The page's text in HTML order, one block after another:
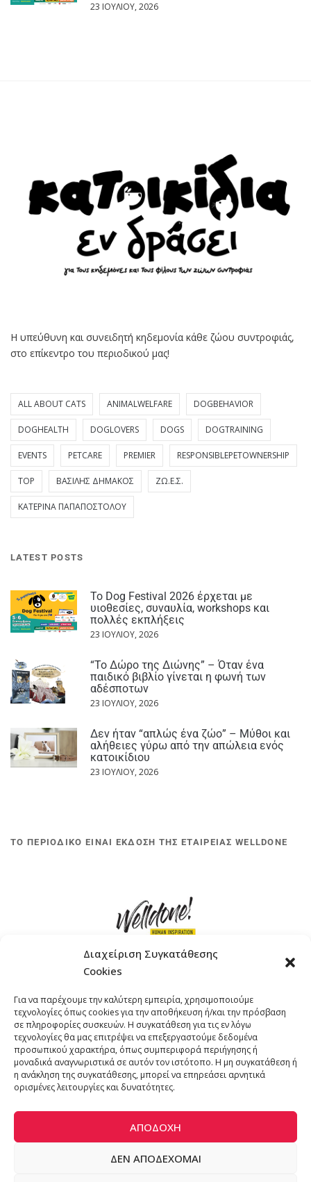
Διαχείριση Συγκατάθεσης
Cookies
Για να παρέχουμε την καλύτερη εμπειρία, χρησιμοποιούμε
τεχνολογίες όπως cookies για την αποθήκευση ή/και την πρόσβαση
σε πληροφορίες συσκευών. Η συγκατάθεση για τις εν λόγω
τεχνολογίες θα μας επιτρέψει να επεξεργαστούμε δεδομένα
προσωπικού χαρακτήρα, όπως συμπεριφορά περιήγησης ή
μοναδικά αναγνωριστικά σε αυτόν τον ιστότοπο. Η μη συγκατάθεση ή
η ανάκληση της συγκατάθεσης, μπορεί να επηρεάσει αρνητικά
ορισμένες λειτουργίες και δυνατότητες.
ΑΠΟΔΟΧΉ
ΔΕΝ ΑΠΟΔΈΧΟΜΑΙ
23 ΙΟΥΛΊΟΥ, 2026
Η υπεύθυνη και συνειδητή κηδεμονία κάθε ζώου συντροφιάς,
στο επίκεντρο του περιοδικού μας!
ALL ABOUT CATS ANIMALWELFARE DOGBEHAVIOR
DOGHEALTH DOGLOVERS DOGS DOGTRAINING
EVENTS PETCARE PREMIER RESPONSIBLEPETOWNERSHIP
TOP ΒΑΣΊΛΗΣ ΔΗΜΆΚΟΣ ΖΩ.Ε.Σ.
ΚΑΤΕΡΊΝΑ ΠΑΠΑΠΟΣΤΌΛΟΥ
LATEST POSTS
Το Dog Festival 2026 έρχεται με
υιοθεσίες, συναυλία, workshops και
πολλές εκπλήξεις
23 ΙΟΥΛΊΟΥ, 2026
“Το Δώρο της Διώνης” – Όταν ένα
παιδικό βιβλίο γίνεται η φωνή των
αδέσποτων
23 ΙΟΥΛΊΟΥ, 2026
Δεν ήταν “απλώς ένα ζώο” – Μύθοι και
αλήθειες γύρω από την απώλεια ενός
κατοικίδιου
23 ΙΟΥΛΊΟΥ, 2026
ΤΟ ΠΕΡΙΟΔΙΚΟ ΕΙΝΑΙ ΕΚΔΟΣΗ ΤΗΣ ΕΤΑΙΡΕΙΑΣ WELLDONE
ΤΗΛΕΦΩΝΟ: +30 211 4021758
EMAIL:info@welldone.com.gr